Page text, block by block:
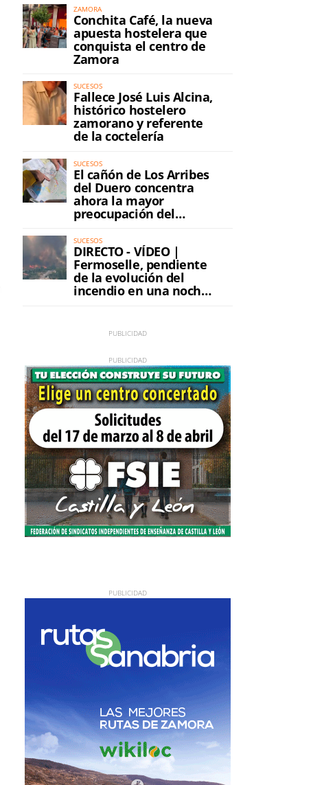
ZAMORA
Conchita Café, la nueva
apuesta hostelera que
conquista el centro de
Zamora
SUCESOS
Fallece José Luis Alcina,
histórico hostelero
zamorano y referente
de la coctelería
SUCESOS
El cañón de Los Arribes
del Duero concentra
ahora la mayor
preocupación del
incendio
SUCESOS
DIRECTO - VÍDEO |
Fermoselle, pendiente
de la evolución del
incendio en una noche